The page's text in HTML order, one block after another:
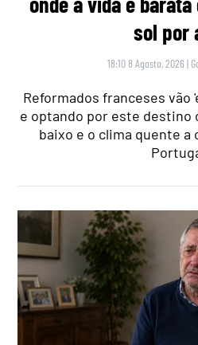
sol por
18:10 8 Agosto, 2026 |
Reformados franceses vão
e optando por este destino
baixo e o clima quente a